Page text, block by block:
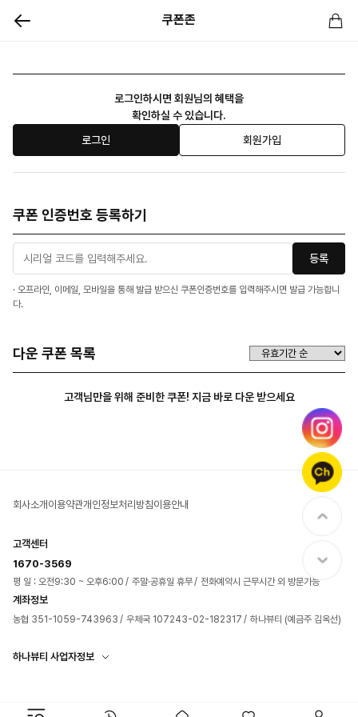
쿠폰존
로그인하시면 회원님의 혜택을
확인하실 수 있습니다.
로그인
회원가입
쿠폰 인증번호 등록하기
등록
· 오프라인, 이메일, 모바일을 통해 발급 받으신 쿠폰인증번호를 입력해주시면 발급 가능합니
다.
다운 쿠폰 목록
고객님만을 위해 준비한 쿠폰! 지금 바로 다운 받으세요
회사소개 이용약관개인정보처리방침이용안내
하나뷰티 사업자정보
고객센터
1670-3569
평 일 : 오전9:30 ~ 오후6:00 주말·공휴일 휴무 전화예약시 근무시간 외 방문가능
계좌정보
농협 351-1059-743963 우체국 107243-02-182317 하나뷰티 (예금주 김옥선)